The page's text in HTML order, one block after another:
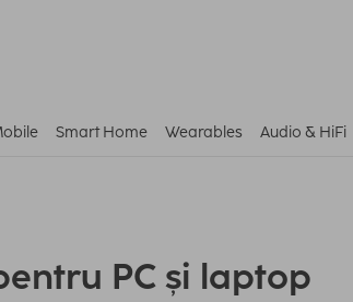
Smart Home Wearables Audio & HiFi
PC și laptop